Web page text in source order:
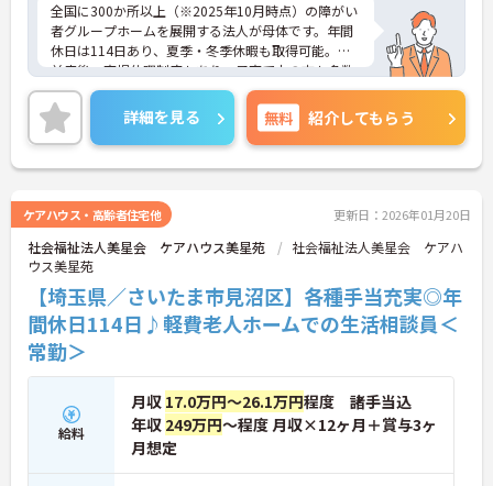
全国に300か所以上（※2025年10月時点）の障がい
者グループホームを展開する法人が母体です。年間
休日は114日あり、夏季・冬季休暇も取得可能。産
前産後・育児休暇制度もあり、子育て中の方も多数
活躍中で、ワークライフバランスを大切にしながら
働ける環境が整っています。研修制度や外部勉強会
の受講支援もあり、スキルアップもしっかりサポー
ト。将来的には管理者やエリアマネージャーへのキ
ャリアアップも目指せます。20代から60代まで幅広
の職場です。介護経験を活かしたい方、福祉の資格
をお持ちの方、安定した法人でキャリアを築きたい
方におすすめです。
★おすすめPOINT★
・生活支援員からスタートし、サービス管理責任者
やエリアマネージャーへと続く明確なステップアッ
プの道筋が用意されています。急成長中の企業であ
るためポストも豊富にあり、専門性を高めながらマ
ネジメント職への挑戦も視野に入れていただけま
す。
・年間休日114日、残業月平均10時間程度という就
業環境に加え、産前産後休暇や育児休暇制度がしっ
詳細を見る 無料 紹介してもらう
ケアハウス・高齢者住宅他 更新日：2026年01月20日
社会福祉法人美星会 ケアハウス美星苑
社会福祉法人美星会 ケアハ
ウス美星苑
【埼玉県／さいたま市見沼区】各種手当充実◎年
間休日114日♪軽費老人ホームでの生活相談員＜
常勤＞
給料
月収 17.0万円～26.1万円程度 諸手当込
年収 249万円～程度 月収×12ヶ月＋賞与3ヶ
月想定